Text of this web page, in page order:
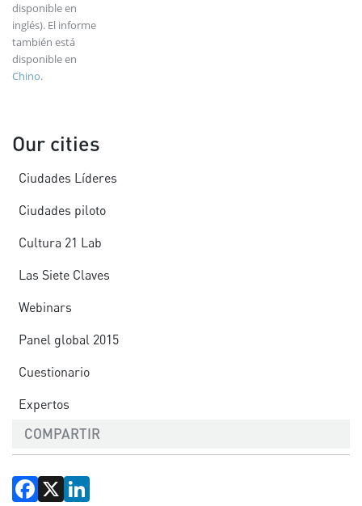
disponible en
inglés). El informe
también está
disponible en
Chino.
Our cities
Ciudades Líderes
Ciudades piloto
Cultura 21 Lab
Las Siete Claves
Webinars
Panel global 2015
Cuestionario
Expertos
COMPARTIR
Facebook
X